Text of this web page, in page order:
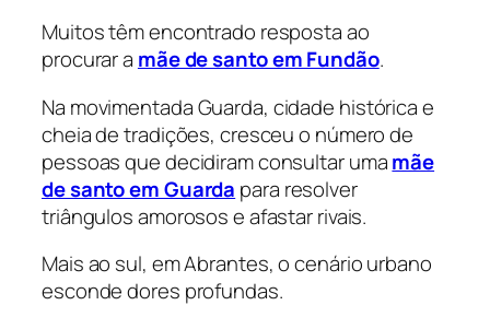
Muitos têm encontrado resposta ao
procurar a mãe de santo em Fundão.
Na movimentada Guarda, cidade histórica e
cheia de tradições, cresceu o número de
pessoas que decidiram consultar umamãe
de santo em Guarda para resolver
triângulos amorosos e afastar rivais.
Mais ao sul, em Abrantes, o cenário urbano
esconde dores profundas.